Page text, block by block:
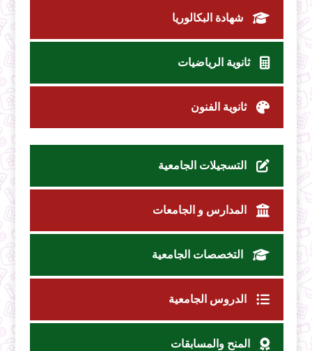
شهادة البكالوريا
ثانوية الرياضيات
ثانوية الفنون
التسجيلات الجامعية
المدارس و الجامعات
التخصصات الجامعية
الدروس الجامعية
المنح والمسابقات